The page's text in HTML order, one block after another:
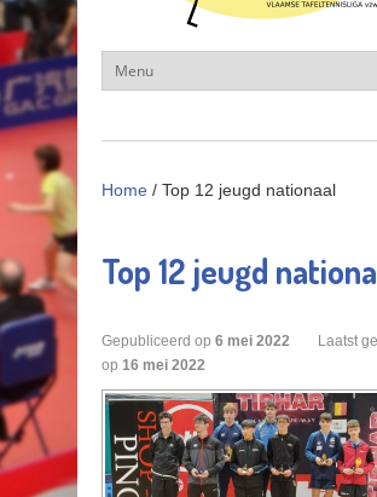
Home / Top 12 jeugd nationaal
Top 12 jeugd
Gepubliceerd op 6 mei 2022
Laatst
op 16 mei 2022